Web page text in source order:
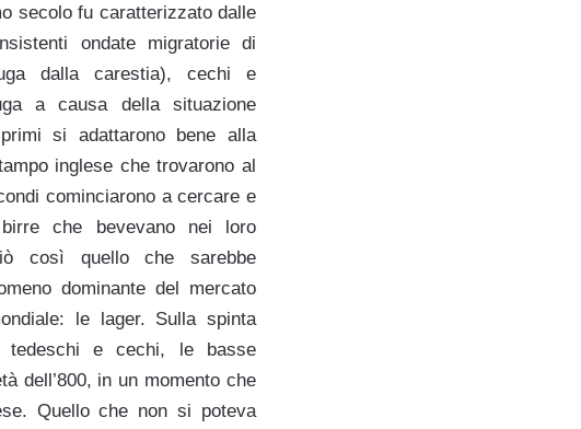
secolo fu caratterizzato dalle
ondate migratorie di
dalla carestia), cechi e
a causa della situazione
si adattarono bene alla
inglese che trovarono al
cominciarono a cercare e
che bevevano nei loro
così quello che sarebbe
dominante del mercato
le lager. Sulla spinta
tedeschi e cechi, le basse
dell’800, in un momento che
Quello che non si poteva